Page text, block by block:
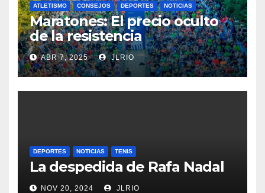
ATLETISMO CONSEJOS DEPORTES NOTICIAS
Maratones: El precio oculto
de la resistencia
ABR 7, 2025 JLRIO
DEPORTES NOTICIAS TENIS
La despedida de Rafa Nadal
NOV 20, 2024 JLRIO